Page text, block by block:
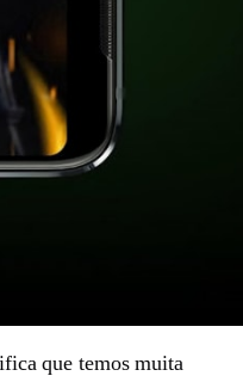
que temos muita